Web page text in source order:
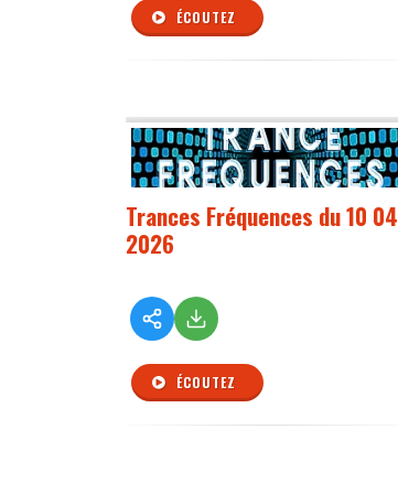
ÉCOUTEZ
Trances Fréquences du 10 04
2026
ÉCOUTEZ